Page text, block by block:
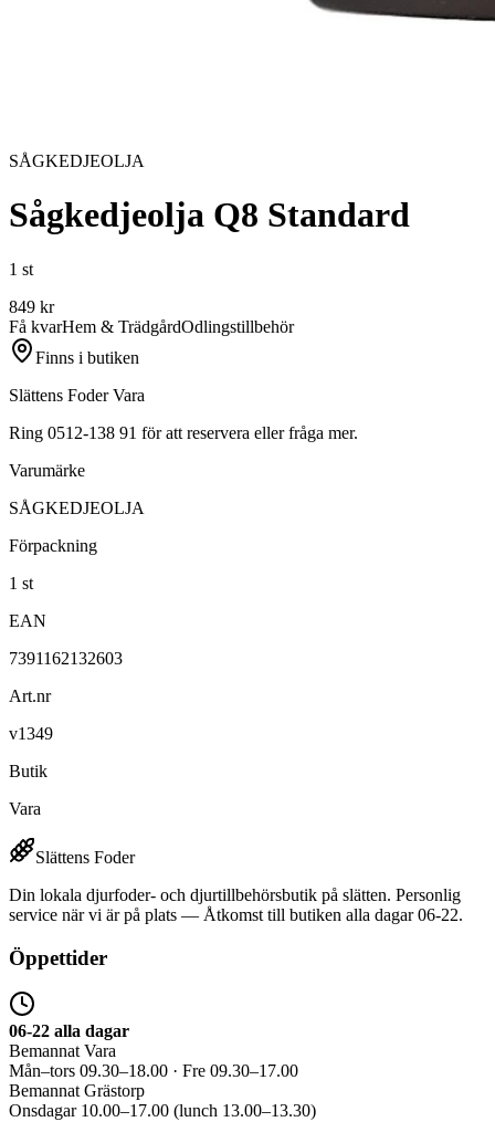
SÅGKEDJEOLJA
Sågkedjeolja Q8 Standard
1 st
849 kr
Få kvarHem & TrädgårdOdlingstillbehör
Finns i butiken
Slättens Foder Vara
Ring 0512-138 91 för att reservera eller fråga mer.
Varumärke
SÅGKEDJEOLJA
Förpackning
1 st
EAN
7391162132603
Art.nr
v1349
Butik
Vara
Slättens Foder
Din lokala djurfoder- och djurtillbehörsbutik på slätten. Personlig
service när vi är på plats — Åtkomst till butiken alla dagar 06-22.
Öppettider
06-22 alla dagar
Bemannat Vara
Mån–tors 09.30–18.00 · Fre 09.30–17.00
Bemannat Grästorp
Onsdagar 10.00–17.00 (lunch 13.00–13.30)